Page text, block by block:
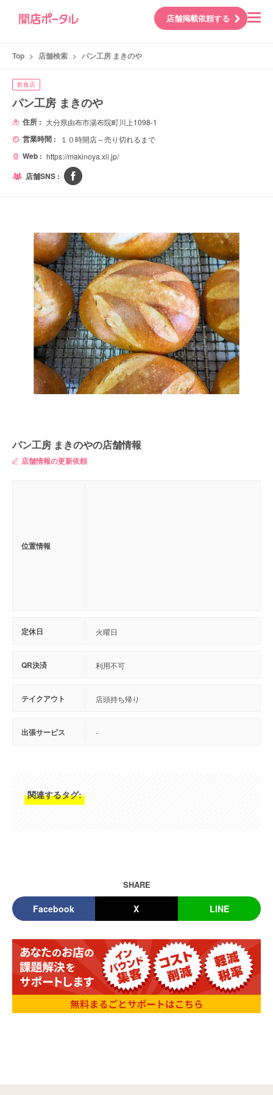
店舗掲載依頼する
Top > 店舗検索 > パン工房 まきのや
飲食店
パン工房 まきのや
住所 : 大分県由布市湯布院町川上1098-1
営業時間 : １０時開店～売り切れるまで
Web : https://makinoya.xii.jp/
店舗SNS :
パン工房 まきのやの店舗情報
店舗情報の更新依頼
位置情報
定休日 火曜日
QR決済 利用不可
テイクアウト 店頭持ち帰り
出張サービス -
関連するタグ:
SHARE
Facebook X LINE